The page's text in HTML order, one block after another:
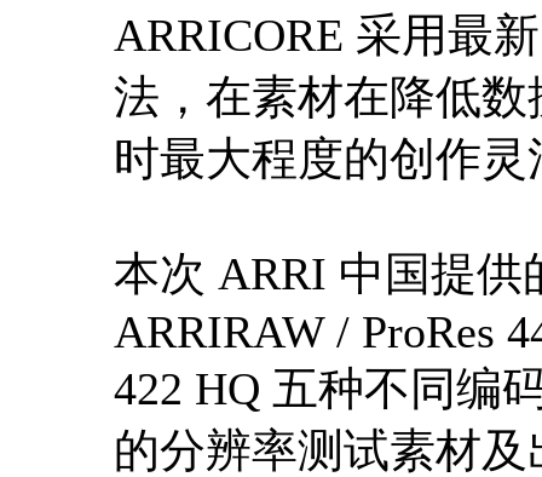
ARRICORE 采用最
法，在素材在降低
时最大程度的创作灵
本次 ARRI 中国提供
ARRIRAW / ProRes
422 HQ 五种不同编
的分辨率测试素材